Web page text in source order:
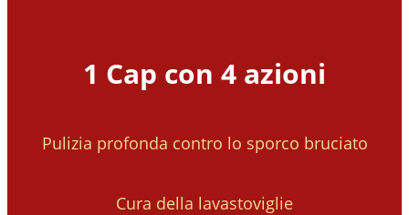
1 Cap con 4 azioni
Pulizia profonda contro lo sporco bruciato
Cura della lavastoviglie